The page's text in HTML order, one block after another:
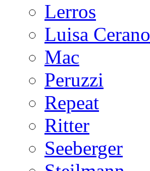
Lerros
Luisa Cerano
Mac
Peruzzi
Repeat
Ritter
Seeberger